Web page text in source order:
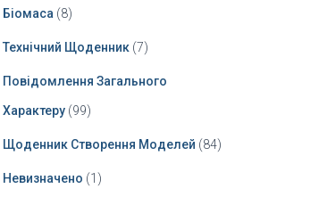
Біомаса (8)
Технічний Щоденник(7)
Повідомлення Загального
Характеру(99)
Щоденник Створення Моделей (84)
Невизначено (1)